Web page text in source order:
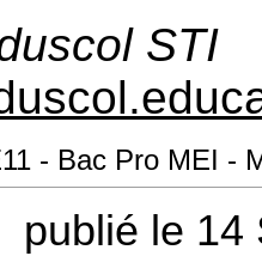
STI
- Bac Pro MEI -
publié le